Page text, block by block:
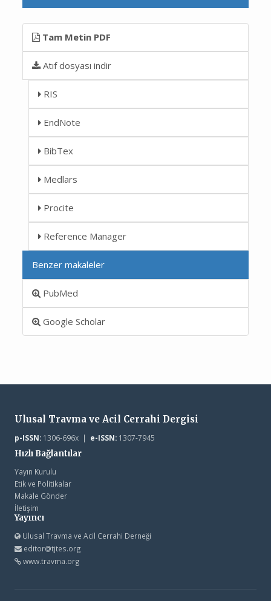
Tam Metin PDF
Atıf dosyası indir
RIS
EndNote
BibTex
Medlars
Procite
Reference Manager
Benzer makaleler
PubMed
Google Scholar
Ulusal Travma ve Acil Cerrahi Dergisi
p-ISSN:1306-696x | e-ISSN:1307-7945
Hızlı Bağlantılar
Yayın Kurulu
Etik ve Politikalar
Makale Gönder
İletişim
Yayıncı
Ulusal Travma ve Acil Cerrahi Derneği
editor@tjtes.org
www.travma.org